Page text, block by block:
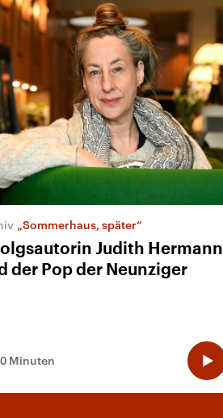
„Sommerhaus, später“
Judith Hermann
der Pop der Neunziger
Minuten